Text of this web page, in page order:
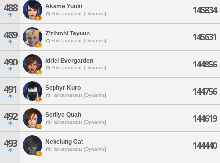
488 Akame Yuuki
Halicarnassus [Dynamis] 145834
489 Z'zihmhi Tayuun
Halicarnassus [Dynamis] 145631
490 Idriel Evergarden
Halicarnassus [Dynamis] 144856
491 Sephyr Kuro
Halicarnassus [Dynamis] 144756
492 Serilye Quah
Halicarnassus [Dynamis] 144619
493 Nebelung Cat
Halicarnassus [Dynamis] 144440